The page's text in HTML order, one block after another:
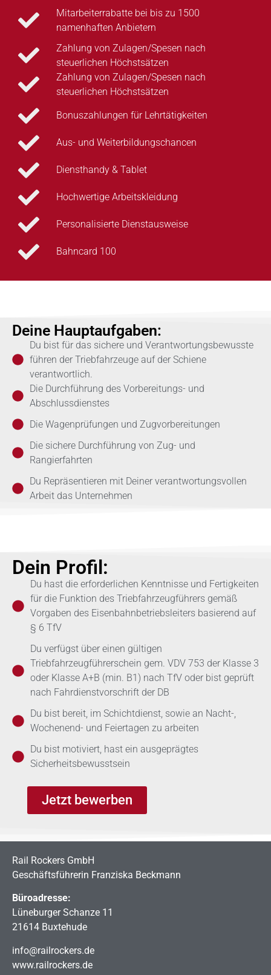
Mitarbeiterrabatte bei bis zu 1500
namenhaften Anbietern
Zahlung von Zulagen/Spesen nach
steuerlichen Höchstsätzen
Zahlung von Zulagen/Spesen nach
steuerlichen Höchstsätzen
Bonuszahlungen für Lehrtätigkeiten
Aus- und Weiterbildungschancen
Diensthandy & Tablet
Hochwertige Arbeitskleidung
Personalisierte Dienstausweise
Bahncard 100
Deine Hauptaufgaben:
Du bist für das sichere und Verantwortungsbewusste
führen der Triebfahrzeuge auf der Schiene
verantwortlich.
Die Durchführung des Vorbereitungs- und
Abschlussdienstes
Die Wagenprüfungen und Zugvorbereitungen
Die sichere Durchführung von Zug- und
Rangierfahrten
Du Repräsentieren mit Deiner verantwortungsvollen
Arbeit das Unternehmen
Dein Profil:
Du hast die erforderlichen Kenntnisse und Fertigkeiten
für die Funktion des Triebfahrzeugführers gemäß
Vorgaben des Eisenbahnbetriebsleiters basierend auf
§ 6 TfV
Du verfügst über einen gültigen
Triebfahrzeugführerschein gem. VDV 753 der Klasse 3
oder Klasse A+B (min. B1) nach TfV oder bist geprüft
nach Fahrdienstvorschrift der DB
Du bist bereit, im Schichtdienst, sowie an Nacht-,
Wochenend- und Feiertagen zu arbeiten
Du bist motiviert, hast ein ausgeprägtes
Sicherheitsbewusstsein
Jetzt bewerben
Rail Rockers GmbH
Geschäftsführerin Franziska Beckmann
Büroadresse:
Lüneburger Schanze 11
21614 Buxtehude
info@railrockers.de
www.railrockers.de